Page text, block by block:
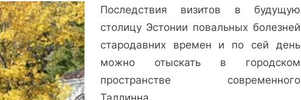
Последствия визитов в будущую
столицу Эстонии повальных болезней
стародавних времен и по сей день
можно отыскать в городском
пространстве современного
Таллинна.